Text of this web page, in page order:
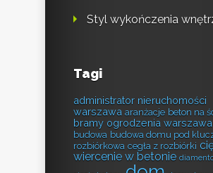
Styl wykończenia
Tagi
administrator nieruchomości
warszawa aranżacje beton na
bramy ogrodzenia warszawa
budowa budowa domu pod
rozbiórkowa cegła z rozbiórki
wiercenie w betonie